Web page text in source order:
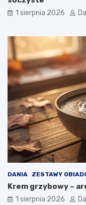
1 sierpnia 2026
DANIA ZESTAWY
Krem grzybowy –
1 sierpnia 2026